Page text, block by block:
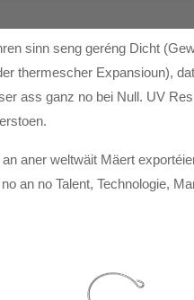
sinn seng geréng Dicht
thermescher Expansioun),
ass ganz no bei Null. UV
aner weltwäit Mäert
an no Talent, Technologie,